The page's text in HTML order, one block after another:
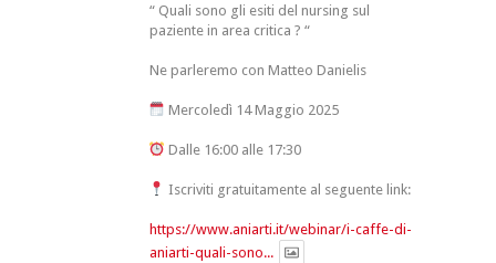
“ Quali sono gli esiti del nursing sul
paziente in area critica ? “
Ne parleremo con Matteo Danielis
Mercoledì 14 Maggio 2025
Dalle 16:00 alle 17:30
Iscriviti gratuitamente al seguente link:
https://www.aniarti.it/webinar/i-caffe-di-
aniarti-quali-sono...